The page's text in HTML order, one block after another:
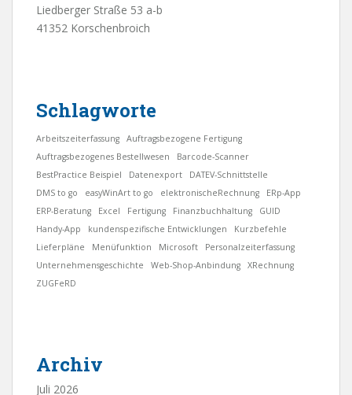
Liedberger Straße 53 a-b
41352 Korschenbroich
Schlagworte
Arbeitszeiterfassung
Auftragsbezogene Fertigung
Auftragsbezogenes Bestellwesen
Barcode-Scanner
BestPractice Beispiel
Datenexport
DATEV-Schnittstelle
DMS to go
easyWinArt to go elektronischeRechnung
ERp-App
ERP-Beratung
Excel Fertigung Finanzbuchhaltung
GUID
Handy-App
kundenspezifische Entwicklungen
Kurzbefehle
Lieferpläne
Menüfunktion Microsoft
Personalzeiterfassung
Unternehmensgeschichte
Web-Shop-Anbindung
XRechnung
ZUGFeRD
Archiv
Juli 2026